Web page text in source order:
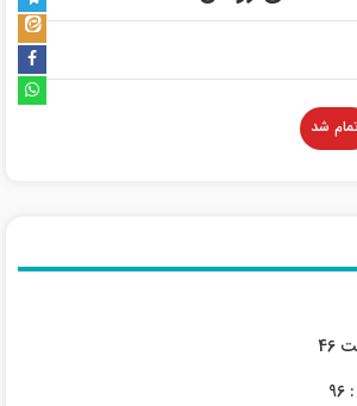
شد